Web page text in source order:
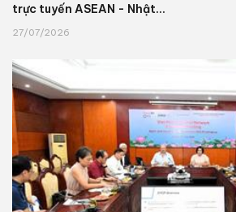
trực tuyến ASEAN - Nhật...
27/07/2026